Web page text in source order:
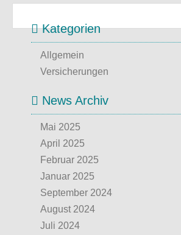
Kategorien
Allgemein
Versicherungen
News Archiv
Mai 2025
April 2025
Februar 2025
Januar 2025
September 2024
August 2024
Juli 2024